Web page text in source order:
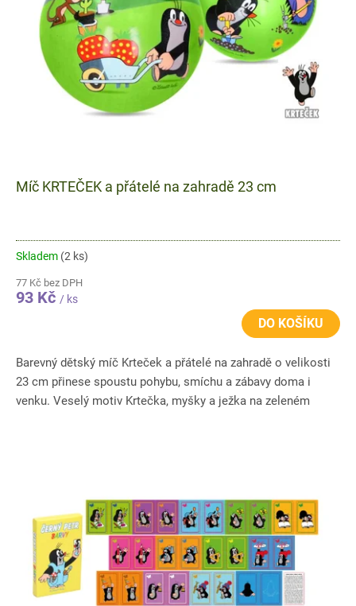
Míč KRTEČEK a přátelé na zahradě 23 cm
Skladem (2 ks)
77 Kč bez DPH
93 Kč / ks
DO KOŠÍKU
Barevný dětský míč Krteček a přátelé na zahradě o velikosti
23 cm přinese spoustu pohybu, smíchu a zábavy doma i
venku. Veselý motiv Krtečka, myšky a ježka na zeleném